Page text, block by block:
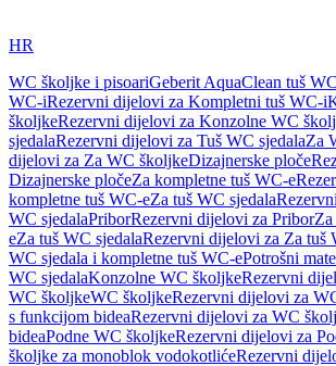
HR
WC školjke i pisoariGeberit AquaClean tuš
WC-iRezervni dijelovi za Kompletni tuš WC-i
školjkeRezervni dijelovi za Konzolne WC
sjedalaRezervni dijelovi za Tuš WC sjedalaZa
dijelovi za Za WC školjkeDizajnerske ploče
Dizajnerske pločeZa kompletne tuš WC-e
kompletne tuš WC-eZa tuš WC sjedala
WC sjedalaPriborRezervni dijelovi za PriborZa
eZa tuš WC sjedalaRezervni dijelovi za Za tuš
WC sjedala i kompletne tuš WC-ePotrošni
WC sjedalaKonzolne WC školjkeRezervni
WC školjkeWC školjkeRezervni dijelovi za
s funkcijom bideaRezervni dijelovi za WC
bideaPodne WC školjkeRezervni dijelovi za
školjke za monoblok vodokotlićeRezervni